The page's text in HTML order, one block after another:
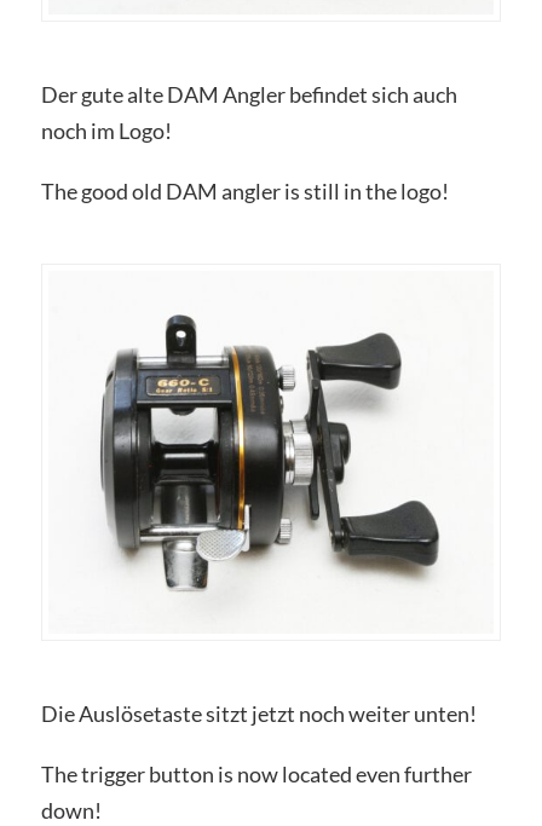
Der gute alte DAM Angler befindet sich auch
noch im Logo!
The good old DAM angler is still in the logo!
Die Auslösetaste sitzt jetzt noch weiter unten!
The trigger button is now located even further
down!